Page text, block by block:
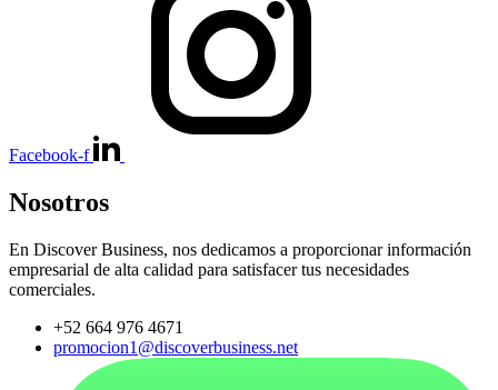
Facebook-f
Nosotros
En Discover Business, nos dedicamos a proporcionar información
empresarial de alta calidad para satisfacer tus necesidades
comerciales.
+52 664 976 4671
promocion1@discoverbusiness.net